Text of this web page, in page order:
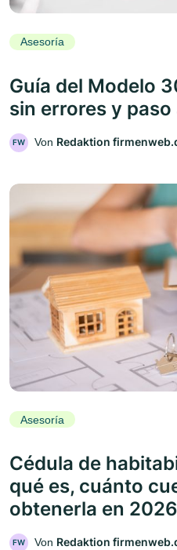
Asesoría
Guía del Modelo
sin errores y paso
FW Von Redaktion
Asesoría
Cédula de
qué es, cuánto
obtenerla en 2026
FW Von Redaktion